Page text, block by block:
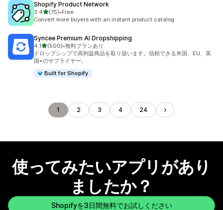
Shopify Product Network
3.45つ星中
(75)
合計レビュー数：75件
•Free
Convert more buyers with an instant product catalog
Syncee Premium AI Dropshipping
4.15つ星中
(500)
合計レビュー数：500件
•無料プランあり
ドロップシップで高利益商品を取り扱います。信頼できる米国、EU、英
国+のサプライヤー。
Built for Shopify
1 2 3 4 24
使ってみたいアプリがあり
ましたか？
Shopifyを3日間無料でお試しください